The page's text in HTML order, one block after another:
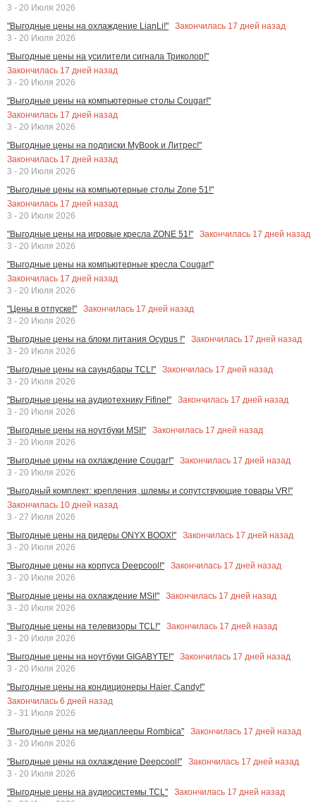
3 - 20 Июля 2026
"Выгодные цены на охлаждение LianLi!"
Закончилась 17 дней назад
3 - 20 Июля 2026
"Выгодные цены на усилители сигнала Триколор!"
Закончилась 17 дней назад
3 - 20 Июля 2026
"Выгодные цены на компьютерные столы Cougar!"
Закончилась 17 дней назад
3 - 20 Июля 2026
"Выгодные цены на подписки MyBook и Литрес!"
Закончилась 17 дней назад
3 - 20 Июля 2026
"Выгодные цены на компьютерные столы Zone 51!"
Закончилась 17 дней назад
3 - 20 Июля 2026
"Выгодные цены на игровые кресла ZONE 51!"
Закончилась 17 дней назад
3 - 20 Июля 2026
"Выгодные цены на компьютерные кресла Cougar!"
Закончилась 17 дней назад
3 - 20 Июля 2026
"Цены в отпуске!"
Закончилась 17 дней назад
3 - 20 Июля 2026
"Выгодные цены на блоки питания Ocypus !"
Закончилась 17 дней назад
3 - 20 Июля 2026
"Выгодные цены на саундбары TCL!"
Закончилась 17 дней назад
3 - 20 Июля 2026
"Выгодные цены на аудиотехнику Fifine!"
Закончилась 17 дней назад
3 - 20 Июля 2026
"Выгодные цены на ноутбуки MSI!"
Закончилась 17 дней назад
3 - 20 Июля 2026
"Выгодные цены на охлаждение Cougar!"
Закончилась 17 дней назад
3 - 20 Июля 2026
"Выгодный комплект: крепления, шлемы и сопутствующие товары VR!"
Закончилась 10 дней назад
3 - 27 Июля 2026
"Выгодные цены на ридеры ONYX BOOX!"
Закончилась 17 дней назад
3 - 20 Июля 2026
"Выгодные цены на корпуса Deepcool!"
Закончилась 17 дней назад
3 - 20 Июля 2026
"Выгодные цены на охлаждение MSI!"
Закончилась 17 дней назад
3 - 20 Июля 2026
"Выгодные цены на телевизоры TCL!"
Закончилась 17 дней назад
3 - 20 Июля 2026
"Выгодные цены на ноутбуки GIGABYTE!"
Закончилась 17 дней назад
3 - 20 Июля 2026
"Выгодные цены на кондиционеры Haier, Candy!"
Закончилась 6 дней назад
3 - 31 Июля 2026
"Выгодные цены на медиаплееры Rombica"
Закончилась 17 дней назад
3 - 20 Июля 2026
"Выгодные цены на охлаждение Deepcool!"
Закончилась 17 дней назад
3 - 20 Июля 2026
"Выгодные цены на аудиосистемы TCL"
Закончилась 17 дней назад